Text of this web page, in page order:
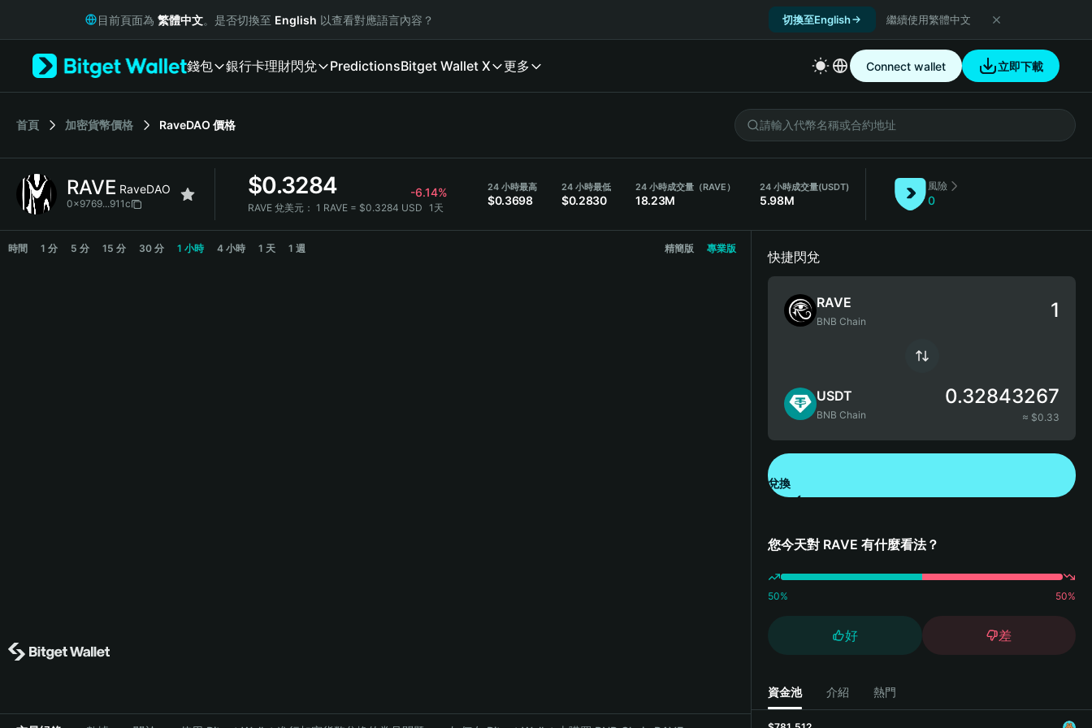
Русский
Italiano
简体中文
繁體中文
Bahasa Indonesia
目前頁面為 繁體中文。是否切換至 English 以查看對應語言內容？ 切換至English 繼續使用繁體中文
錢包 銀行卡理財閃兌 PredictionsBitget Wallet X 更多 Connect wallet 立即下載
首頁 加密貨幣價格 RaveDAO 價格
RAVE RaveDAO
0x9769...911c
$0.3284 -6.14%
RAVE 兌美元： 1 RAVE = $0.3284 USD 1天
24 小時最高
$0.3698
24 小時最低
$0.2830
24 小時成交量（RAVE）
18.23M
24 小時成交量(USDT)
5.98M
風險
0
RAVE Price Chart
時間 1 分 5 分 15 分 30 分 1 小時 4 小時 1 天 1 週 精簡版 專業版
快捷閃兌
RAVE
BNB Chain
USDT
BNB Chain
0.32843267
≈ $0.33
兌換
您今天對 RAVE 有什麼看法？
50% 50%
好 差
資金池 介紹 熱門